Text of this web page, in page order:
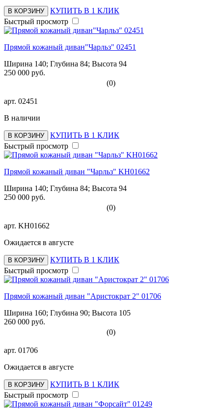
В КОРЗИНУ
КУПИТЬ В 1 КЛИК
Быстрый просмотр
Прямой кожаный диван"Чарльз" 02451
Ширина 140; Глубина 84; Высота 94
250 000 руб.
(0)
арт. 02451
В наличии
В КОРЗИНУ
КУПИТЬ В 1 КЛИК
Быстрый просмотр
Прямой кожаный диван "Чарльз" KH01662
Ширина 140; Глубина 84; Высота 94
250 000 руб.
(0)
арт. KH01662
Ожидается в августе
В КОРЗИНУ
КУПИТЬ В 1 КЛИК
Быстрый просмотр
Прямой кожаный диван "Аристократ 2" 01706
Ширина 160; Глубина 90; Высота 105
260 000 руб.
(0)
арт. 01706
Ожидается в августе
В КОРЗИНУ
КУПИТЬ В 1 КЛИК
Быстрый просмотр